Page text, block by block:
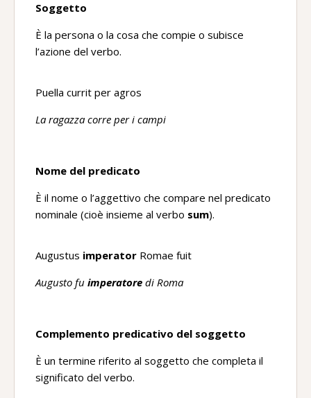
Soggetto
È la persona o la cosa che compie o subisce
l’azione del verbo.
Puella currit per agros
La ragazza corre per i campi
Nome del predicato
È il nome o l’aggettivo che compare nel predicato
nominale (cioè insieme al verbo sum).
Augustus imperator Romae fuit
Augusto fu imperatore di Roma
Complemento predicativo del soggetto
È un termine riferito al soggetto che completa il
significato del verbo.